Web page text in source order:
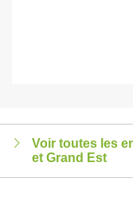
Voir toutes les
et Grand Est